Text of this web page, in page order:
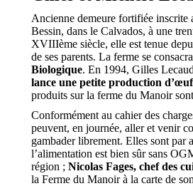
Ancienne demeure fortifiée
Bessin, dans le Calvados, à une
XVIIIème siècle, elle est tenue
de ses parents. La ferme se
Biologique. En 1994, Gilles
lance une petite production
produits sur la ferme du Manoir
Conformément au cahier des
peuvent, en journée, aller et venir
gambader librement. Elles sont par
l’alimentation est bien sûr sans
région ; Nicolas Fages, chef des
la Ferme du Manoir à la carte de